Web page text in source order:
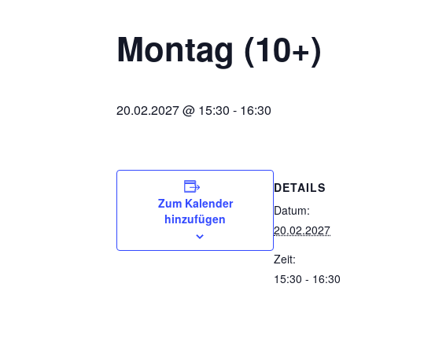
Montag (10+)
20.02.2027 @ 15:30 - 16:30
Zum Kalender
hinzufügen
DETAILS
Datum:
20.02.2027
Zeit:
15:30 - 16:30